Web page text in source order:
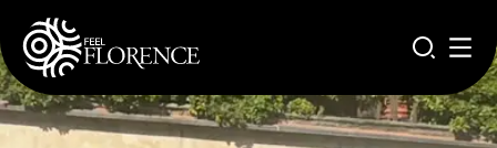
Salta al contenuto principale